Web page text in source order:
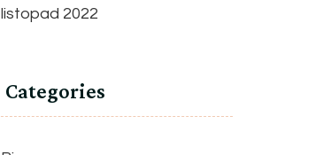
listopad 2022
Categories